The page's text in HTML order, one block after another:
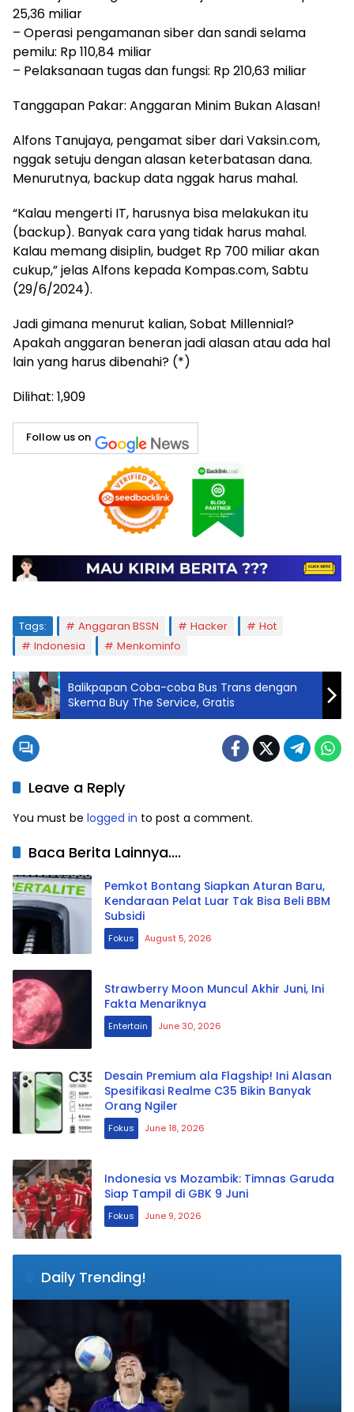
25,36 miliar
– Operasi pengamanan siber dan sandi selama
pemilu: Rp 110,84 miliar
– Pelaksanaan tugas dan fungsi: Rp 210,63 miliar
Tanggapan Pakar: Anggaran Minim Bukan Alasan!
Alfons Tanujaya, pengamat siber dari Vaksin.com,
nggak setuju dengan alasan keterbatasan dana.
Menurutnya, backup data nggak harus mahal.
“Kalau mengerti IT, harusnya bisa melakukan itu
(backup). Banyak cara yang tidak harus mahal.
Kalau memang disiplin, budget Rp 700 miliar akan
cukup,” jelas Alfons kepada Kompas.com, Sabtu
(29/6/2024).
Jadi gimana menurut kalian, Sobat Millennial?
Apakah anggaran beneran jadi alasan atau ada hal
lain yang harus dibenahi? (*)
Dilihat: 1,909
Follow us on
Tags: Anggaran BSSN Hacker
Hot
Indonesia
Menkominfo
Balikpapan Coba-coba Bus Trans dengan
Skema Buy The Service, Gratis
Leave a Reply
You must be logged in to post a comment.
Baca Berita Lainnya....
Pemkot Bontang Siapkan Aturan Baru,
Kendaraan Pelat Luar Tak Bisa Beli BBM
Subsidi
Fokus August 5, 2026
Strawberry Moon Muncul Akhir Juni, Ini
Fakta Menariknya
Entertain June 30, 2026
Desain Premium ala Flagship! Ini Alasan
Spesifikasi Realme C35 Bikin Banyak
Orang Ngiler
Fokus June 18, 2026
Indonesia vs Mozambik: Timnas Garuda
Siap Tampil di GBK 9 Juni
Fokus June 9, 2026
Daily Trending!